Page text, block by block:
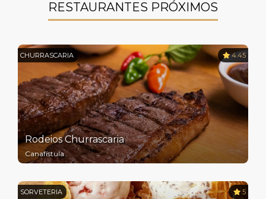
RESTAURANTES PRÓXIMOS
CHURRASCARIA 4.45
Rodeios Churrascaria
Canafístula
SORVETERIA 5